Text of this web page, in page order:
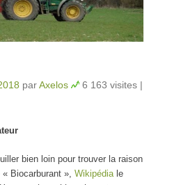
parAxelos 6 163 visites |
bien loin pour trouver la raison
Biocarburant », Wikipédia le